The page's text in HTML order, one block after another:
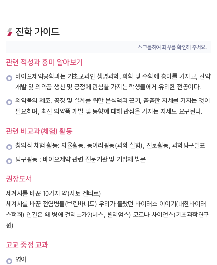
진학 가이드
스크롤하여 좌우를 확인해 주세요.
관련 적성과 흥미 알아보기
바이오제약공학과는 기초교과인 생명과학, 화학 및 수학에 흥미를 가지고, 신약
개발 및 의약품 생산 및 공정에 관심을 가지는 학생들에게 유리한 전공이다.
의약품의 제조, 공정 및 설계를 위한 분석력과 끈기, 꼼꼼한 자세를 가지는 것이
필요하며, 최신 의약품 개발 및 동향에 대해 관심을 가지는 자세도 요구된다.
관련 비교과(체험) 활동
창의적 체험 활동: 자율활동, 동아리활동(과학 실험), 진로활동, 과학탐구발표
탐구활동 : 바이오제약 관련 전문기관 및 기업체 방문
권장도서
세계사를 바꾼 10가지 약(사토 겐타로)
세계사를 바꾼 전염병들(브린바너드) 우리가 몰랐던 바이러스 이야기(대한바이러
스학회) 인간은 왜 병에 걸리는가?(네스, 윌리엄스) 코로나 사이언스(기초과학연구
원)
고교 중점 교과
영어